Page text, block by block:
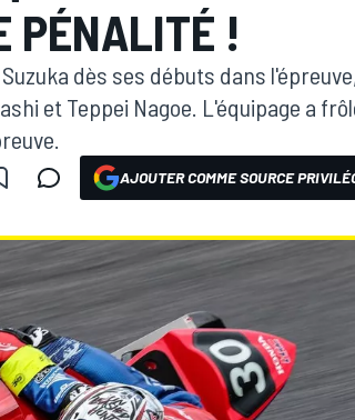
PÉNALITÉ !
dès ses débuts dans
et Teppei Nagoe. L'équipage a
AJOUTER COMME SOURCE